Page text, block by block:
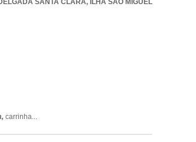
SANTA CLARA, ILHA SAO MIGUEL
carrinha...